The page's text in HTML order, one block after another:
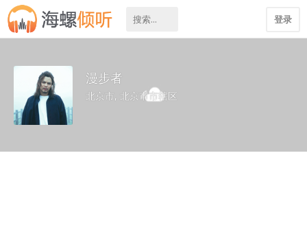
登录
漫步者
北京市, 北京市市辖区